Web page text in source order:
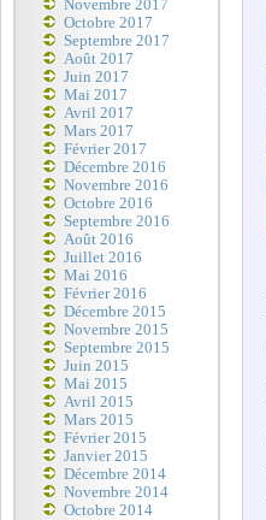
Novembre 2017
Octobre 2017
Septembre 2017
Août 2017
Juin 2017
Mai 2017
Avril 2017
Mars 2017
Février 2017
Décembre 2016
Novembre 2016
Octobre 2016
Septembre 2016
Août 2016
Juillet 2016
Mai 2016
Février 2016
Décembre 2015
Novembre 2015
Septembre 2015
Juin 2015
Mai 2015
Avril 2015
Mars 2015
Février 2015
Janvier 2015
Décembre 2014
Novembre 2014
Octobre 2014